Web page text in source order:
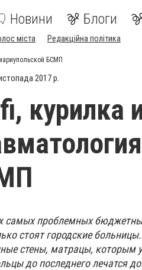
Новини Блоги
міста Редакційна політика
БСМП
2017 р.
курилка
самых проблемных
стоят городские
стены, матрацы, которым
до последнего лечатся